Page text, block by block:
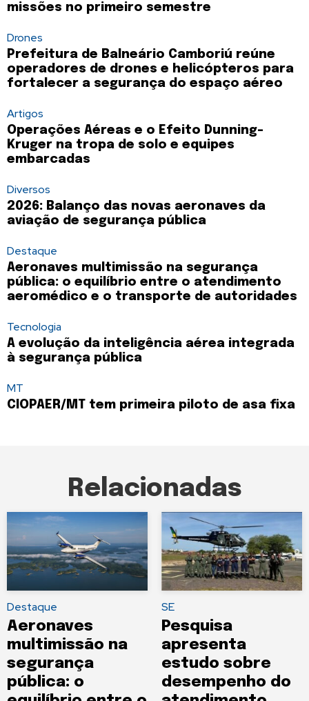
missões no primeiro semestre
Drones
Prefeitura de Balneário Camboriú reúne
operadores de drones e helicópteros para
fortalecer a segurança do espaço aéreo
Artigos
Operações Aéreas e o Efeito Dunning-
Kruger na tropa de solo e equipes
embarcadas
Diversos
2026: Balanço das novas aeronaves da
aviação de segurança pública
Destaque
Aeronaves multimissão na segurança
pública: o equilíbrio entre o atendimento
aeromédico e o transporte de autoridades
Tecnologia
A evolução da inteligência aérea integrada
à segurança pública
MT
CIOPAER/MT tem primeira piloto de asa fixa
Relacionadas
Destaque
Aeronaves
multimissão na
segurança
pública: o
SE
Pesquisa
apresenta
estudo sobre
desempenho do